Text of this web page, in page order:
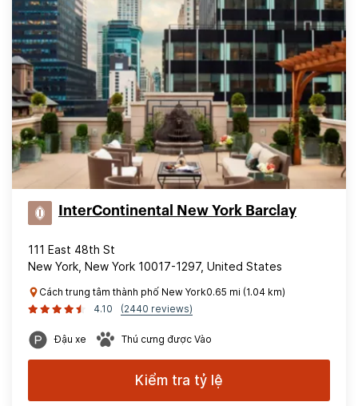
InterContinental New York Barclay
111 East 48th St
New York, New York 10017-1297, United States
Cách trung tâm thành phố New York0.65 mi (1.04 km)
4.10
(2440 reviews)
Đậu xe Thú cưng được Vào
Kiểm tra tỷ lệ